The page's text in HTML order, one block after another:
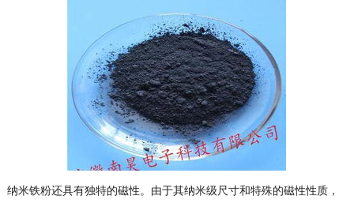
纳米铁粉还具有独特的磁性。由于其纳米级尺寸和特殊的磁性性质，